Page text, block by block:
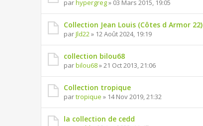
parhypergreg» 03 Mars 2015, 19:05
Collection Jean Louis (Côtes d Armor 22)
parJld22» 12 Août 2024, 19:19
collection bilou68
parbilou68» 21 Oct 2013, 21:06
Collection tropique
partropique » 14 Nov 2019, 21:32
la collection de cedd